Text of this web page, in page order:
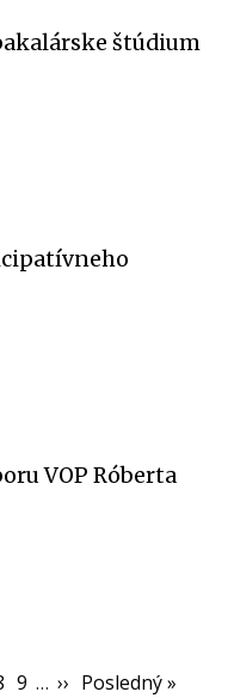
štúdium
VOP Róberta
Page
9 … Ďalšia
›› Posledná
Posledný »